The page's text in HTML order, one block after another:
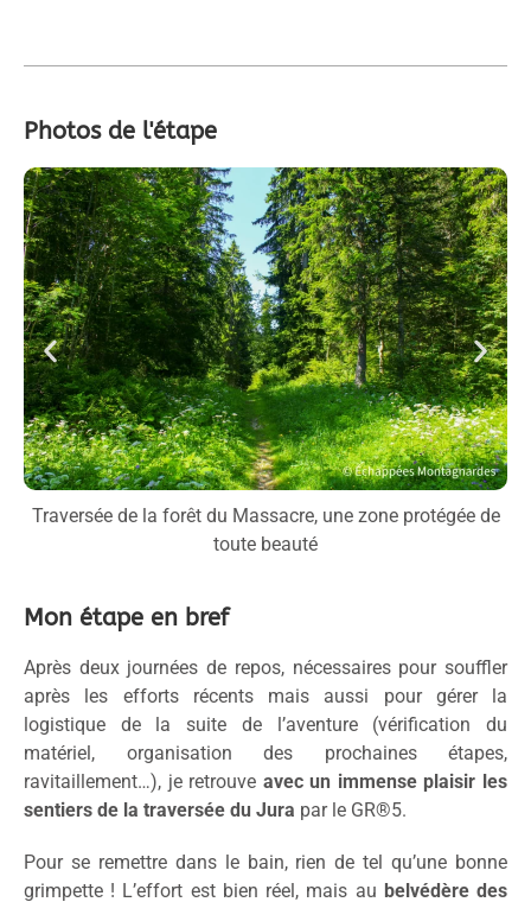
Photos de l'étape
Traversée de la forêt du Massacre, une zone protégée de
toute beauté
Mon étape en bref
Après deux journées de repos, nécessaires pour souffler
après les efforts récents mais aussi pour gérer la
logistique de la suite de l’aventure (vérification du
matériel, organisation des prochaines étapes,
ravitaillement…), je retrouve avec un immense plaisir les
sentiers de la traversée du Jura par le GR®5.
Pour se remettre dans le bain, rien de tel qu’une bonne
grimpette ! L’effort est bien réel, mais au belvédère des